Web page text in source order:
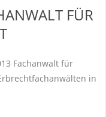
FÜR
Fachanwalt für
in